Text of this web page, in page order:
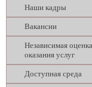
Наши кадры
Вакансии
Независимая
оказания услуг
Доступная среда